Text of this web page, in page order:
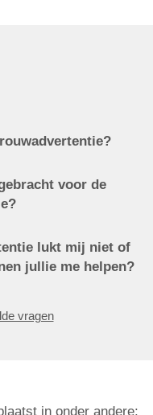
voor de
lukt mij niet of
jullie me helpen?
vragen
in onder andere: